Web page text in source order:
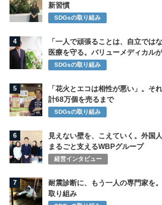
新習慣
SDGsの取り組み
4
「一人で頑張ることは、自立では
医療を守る。バリューメディカル
SDGsの取り組み
5
「花火とエコは相性が悪い」。そ
計68万個を売るまで
SDGsの取り組み
6
見えない壁を、こえていく。外国
まるごと支えるWBPグループ
経営インタビュー
7
耐震診断に、もう一人の専門家を
取り組み